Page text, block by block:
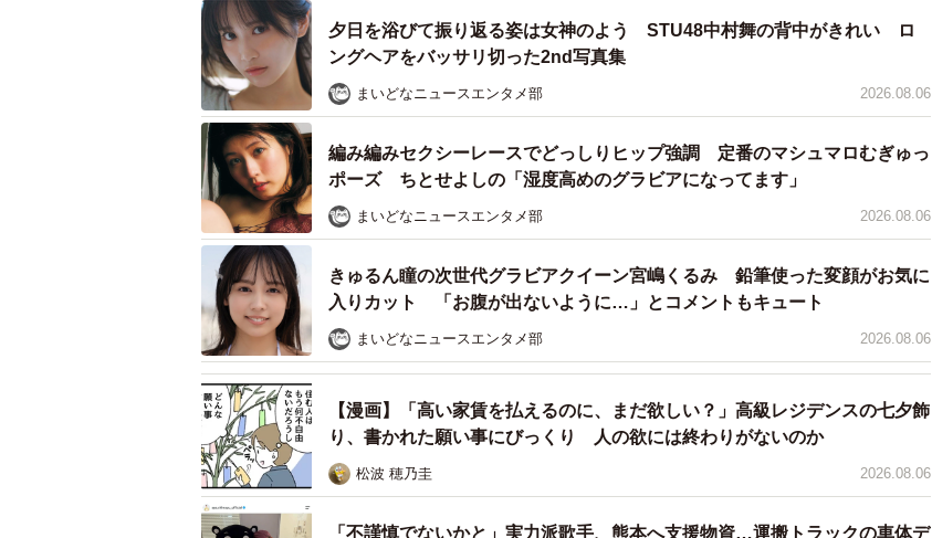
一方で軽油を燃料とするディーゼルエンジンは燃焼室内でパワーを生み出す燃焼（爆発）の
仕組みが異なることから、スパークプラグを必要としません。
ディーゼルエンジンは、圧縮した混合気が高温になることで自己着火するため、スパークプ
ラグで点火する必要がないためです。
夕日を浴びて振り返る姿は女神のよう STU48中村舞の背中がきれい ロ
ングヘアをバッサリ切った2nd写真集
まいどなニュースエンタメ部 2026.08.06
編み編みセクシーレースでどっしりヒップ強調 定番のマシュマロむぎゅっ
ポーズ ちとせよしの「湿度高めのグラビアになってます」
まいどなニュースエンタメ部 2026.08.06
きゅるん瞳の次世代グラビアクイーン宮嶋くるみ 鉛筆使った変顔がお気に
入りカット 「お腹が出ないように…」とコメントもキュート
まいどなニュースエンタメ部 2026.08.06
【漫画】「高い家賃を払えるのに、まだ欲しい？」高級レジデンスの七夕飾
り、書かれた願い事にびっくり 人の欲には終わりがないのか
松波 穂乃圭 2026.08.06
「不謹慎でないかと」実力派歌手、熊本へ支援物資…運搬トラックの車体デ